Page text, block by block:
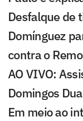
Desfalque de
Domínguez
contra o Remo
AO VIVO:
Domingos
Em meio ao